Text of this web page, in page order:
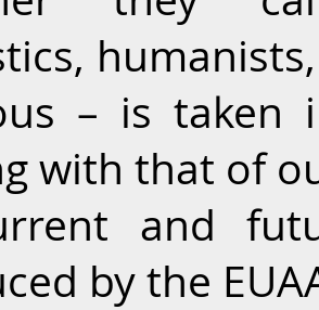
– is taken
with that of
and
by the